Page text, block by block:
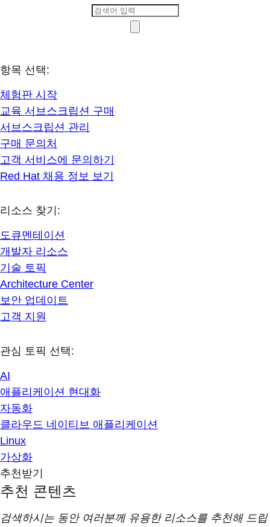
항목 선택:
체험판 시작
교육 서브스크립션 구매
서브스크립션 관리
구매 문의처
고객 서비스에 문의하기
Red Hat 채용 정보 보기
리소스 찾기:
도큐멘테이션
개발자 리소스
기술 토픽
Architecture Center
보안 업데이트
고객 지원
관심 토픽 선택:
AI
애플리케이션 현대화
자동화
클라우드 네이티브 애플리케이션
Linux
가상화
추천받기
추천 콘텐츠
검색하시는 동안 여러분께 유용한 리소스를 추천해 드립